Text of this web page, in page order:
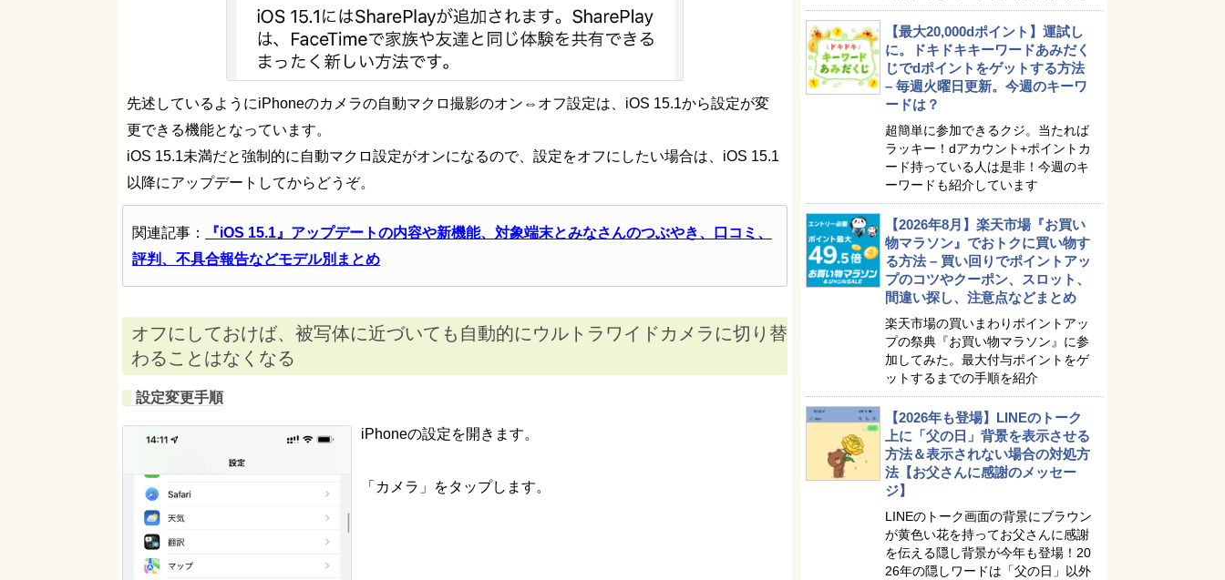
先述しているようにiPhoneのカメラの自動マクロ撮影のオン⇔オフ設定は、iOS 15.1から設定が変
更できる機能となっています。
iOS 15.1未満だと強制的に自動マクロ設定がオンになるので、設定をオフにしたい場合は、iOS 15.1
以降にアップデートしてからどうぞ。
関連記事：
『iOS 15.1』アップデートの内容や新機能、対象端末とみなさんのつぶやき、口コミ、
評判、不具合報告などモデル別まとめ
オフにしておけば、被写体に近づいても自動的にウルトラワイドカメラに切り替
わることはなくなる
設定変更手順
iPhoneの設定を開きます。
「カメラ」をタップします。
【最大20,000dポイント】運試し
に。ドキドキキーワードあみだく
じでdポイントをゲットする方法
– 毎週火曜日更新。今週のキーワ
ードは？
超簡単に参加できるクジ。当たれば
ラッキー！dアカウント+ポイントカ
ード持っている人は是非！今週のキ
ーワードも紹介しています
【2026年8月】楽天市場『お買い
物マラソン』でおトクに買い物す
る方法 – 買い回りでポイントアッ
プのコツやクーポン、スロット、
間違い探し、注意点などまとめ
楽天市場の買いまわりポイントアッ
プの祭典『お買い物マラソン』に参
加してみた。最大付与ポイントをゲ
ットするまでの手順を紹介
【2026年も登場】LINEのトーク
上に「父の日」背景を表示させる
方法＆表示されない場合の対処方
法【お父さんに感謝のメッセー
ジ】
LINEのトーク画面の背景にブラウン
が黄色い花を持ってお父さんに感謝
を伝える隠し背景が今年も登場！20
26年の隠しワードは「父の日」以外